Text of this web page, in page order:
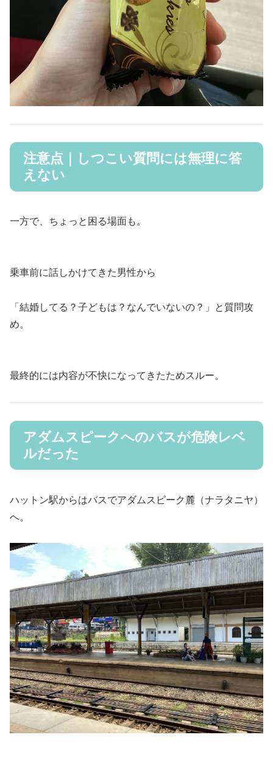
注意点｜しつこい質問には無理に答
えない
一方で、ちょっと困る場面も。
乗車前に話しかけてきた男性から
「結婚してる？子どもは？なんでいないの？」と質問攻
め。
最終的には内容が不快になってきたためスルー。
アダムスピークへのバスが危険レベ
ルだった
ハットン駅からはバスでアダムスピーク麓（ナラタニヤ）
へ。